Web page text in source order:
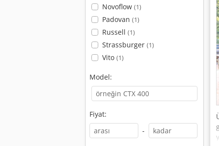
Novoflow (1)
Padovan (1)
Russell (1)
Strassburger (1)
Vito (1)
Model:
Fiyat:
-